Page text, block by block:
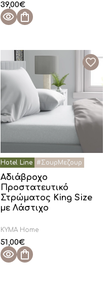
39,00€
Αδιάβροχο
Προστατευτικό
Στρώματος King Size
με Λάστιχο
KYMA Home
51,00€